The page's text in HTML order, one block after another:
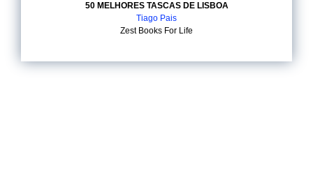
50 MELHORES TASCAS DE LISBOA
Tiago Pais
Zest Books For Life